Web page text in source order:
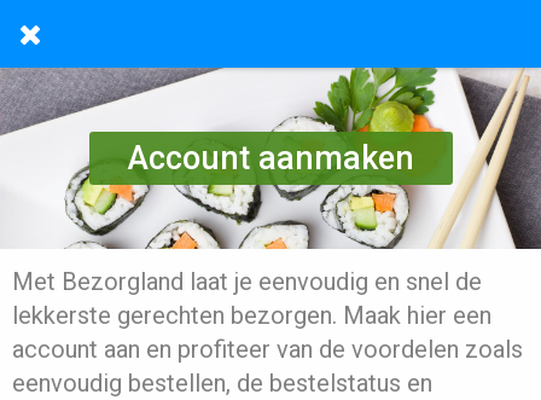
Account aanmaken
Met Bezorgland laat je eenvoudig en snel de
lekkerste gerechten bezorgen. Maak hier een
account aan en profiteer van de voordelen zoals
eenvoudig bestellen, de bestelstatus en